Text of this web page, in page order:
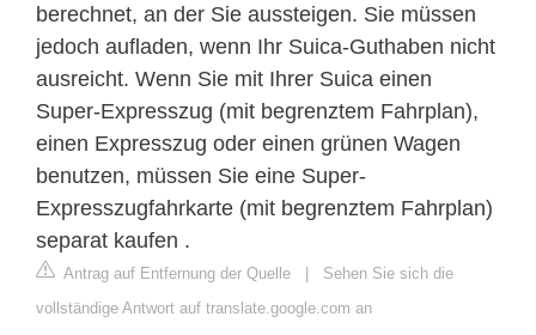
berechnet, an der Sie aussteigen. Sie müssen
jedoch aufladen, wenn Ihr Suica-Guthaben nicht
ausreicht. Wenn Sie mit Ihrer Suica einen
Super-Expresszug (mit begrenztem Fahrplan),
einen Expresszug oder einen grünen Wagen
benutzen, müssen Sie eine Super-
Expresszugfahrkarte (mit begrenztem Fahrplan)
separat kaufen .
Antrag auf Entfernung der Quelle | Sehen Sie sich die
vollständige Antwort auf translate.google.com an